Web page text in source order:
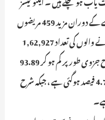
5,84,055 ہوگئے ہیں۔ اسی عرصے کے دوران مزید 459 مریضوں
کی موت ہونے سے اس وبا سے مرنے والوں کی تعداد 1,62,927
ہوگئی ہے ۔ ملک میں شفایابی کی شرح جزوی طور پر کم ہو کر 93.89
فیصد اور ایکٹو کیسز کی شرح بڑھ کر 4.78 فیصد ہوگئی ہے ، جبکہ شرح